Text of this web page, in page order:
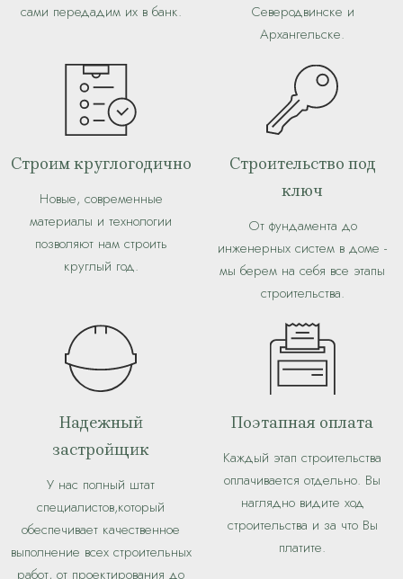
сами передадим их в банк.
Северодвинске и
Архангельске.
Строим круглогодично
Новые, современные
материалы и технологии
позволяют нам строить
круглый год.
Строительство под
ключ
От фундамента до
инженерных систем в доме -
мы берем на себя все этапы
строительства.
Надежный
застройщик
У нас полный штат
специалистов,который
обеспечивает качественное
выполнение всех строительных
работ, от проектирования до
Поэтапная оплата
Каждый этап строительства
оплачивается отдельно. Вы
наглядно видите ход
строительства и за что Вы
платите.